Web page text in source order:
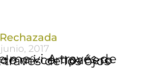
2017
los ojos de mi compañero me vi. A través de los ojos